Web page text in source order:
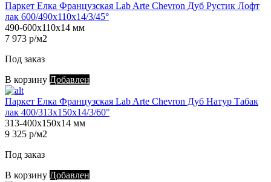
Паркет Елка Французская Lab Arte Chevron Дуб Рустик Лофт
лак 600/490х110х14/3/45°
490-600х110х14 мм
7 973 р/м2
Под заказ
В корзину Добавлен
Паркет Елка Французская Lab Arte Chevron Дуб Натур Табак
лак 400/313х150х14/3/60°
313-400х150х14 мм
9 325 р/м2
Под заказ
В корзину Добавлен